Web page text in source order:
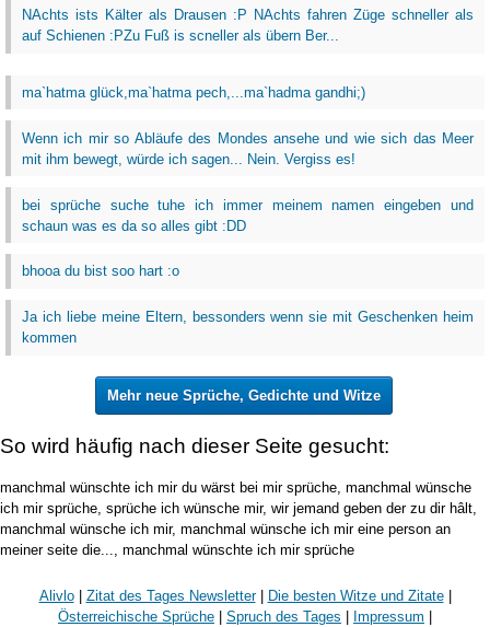
NAchts ists Kälter als Drausen :P NAchts fahren Züge schneller als
auf Schienen :PZu Fuß is scneller als übern Ber...
ma`hatma glück,ma`hatma pech,...ma`hadma gandhi;)
Wenn ich mir so Abläufe des Mondes ansehe und wie sich das Meer
mit ihm bewegt, würde ich sagen... Nein. Vergiss es!
bei sprüche suche tuhe ich immer meinem namen eingeben und
schaun was es da so alles gibt :DD
bhooa du bist soo hart :o
Ja ich liebe meine Eltern, bessonders wenn sie mit Geschenken heim
kommen
Mehr neue Sprüche, Gedichte und Witze
So wird häufig nach dieser Seite gesucht:
manchmal wünschte ich mir du wärst bei mir sprüche, manchmal wünsche
ich mir sprüche, sprüche ich wünsche mir, wir jemand geben der zu dir hâlt,
manchmal wünsche ich mir, manchmal wünsche ich mir eine person an
meiner seite die..., manchmal wünschte ich mir sprüche
Alivlo| Zitat des Tages Newsletter| Die besten Witze und Zitate|
Österreichische Sprüche
Spruch des Tages Impressum